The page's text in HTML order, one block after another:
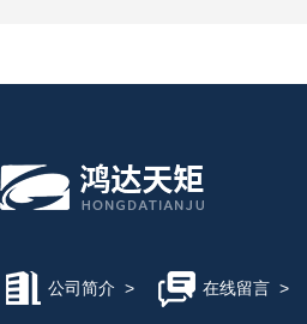
公司简介 > 在线留言>